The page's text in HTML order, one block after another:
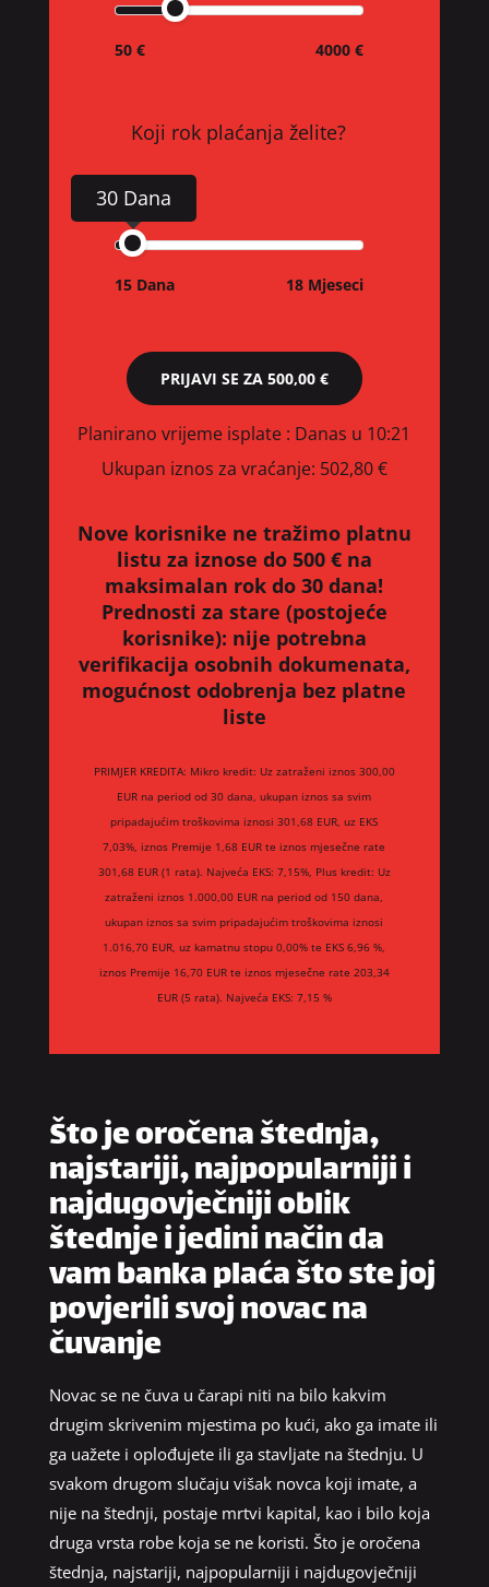
50 € 4000 €
Koji rok plaćanja želite?
30 Dana
15 Dana 18 Mjeseci
PRIJAVI SE ZA 500,00 €
Planirano vrijeme isplate : Danas u 10:21
Ukupan iznos za vraćanje: 502,80 €
Nove korisnike ne tražimo platnu
listu za iznose do 500 € na
maksimalan rok do 30 dana!
Prednosti za stare (postojeće
korisnike): nije potrebna
verifikacija osobnih dokumenata,
mogućnost odobrenja bez platne
liste
PRIMJER KREDITA: Mikro kredit: Uz zatraženi iznos 300,00
EUR na period od 30 dana, ukupan iznos sa svim
pripadajućim troškovima iznosi 301,68 EUR, uz EKS
7,03%, iznos Premije 1,68 EUR te iznos mjesečne rate
301,68 EUR (1 rata). Najveća EKS: 7,15%, Plus kredit: Uz
zatraženi iznos 1.000,00 EUR na period od 150 dana,
ukupan iznos sa svim pripadajućim troškovima iznosi
1.016,70 EUR, uz kamatnu stopu 0,00% te EKS 6,96 %,
iznos Premije 16,70 EUR te iznos mjesečne rate 203,34
EUR (5 rata). Najveća EKS: 7,15 %
Što je oročena štednja,
najstariji, najpopularniji i
najdugovječniji oblik
štednje i jedini način da
vam banka plaća što ste joj
povjerili svoj novac na
čuvanje
Novac se ne čuva u čarapi niti na bilo kakvim
drugim skrivenim mjestima po kući, ako ga imate ili
ga uažete i oplođujete ili ga stavljate na štednju. U
svakom drugom slučaju višak novca koji imate, a
nije na štednji, postaje mrtvi kapital, kao i bilo koja
druga vrsta robe koja se ne koristi. Što je oročena
štednja, najstariji, najpopularniji i najdugovječniji